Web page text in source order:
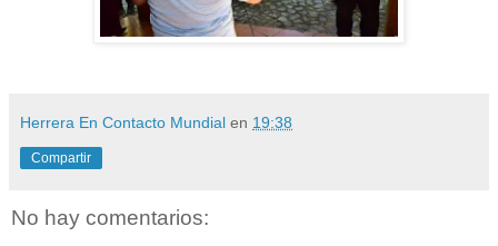
Herrera En Contacto Mundial en 19:38
Compartir
No hay comentarios: